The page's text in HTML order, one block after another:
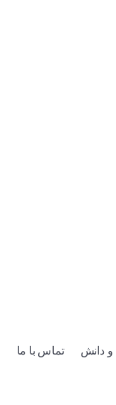
و دانش تماس با ما